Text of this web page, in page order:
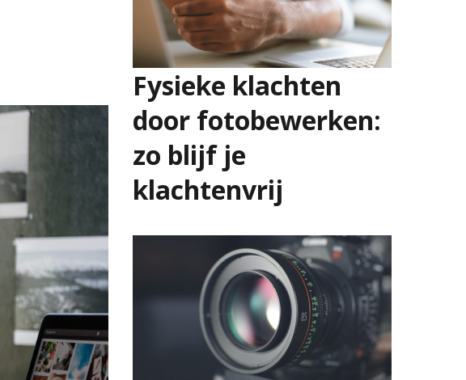
Fysieke klachten
door fotobewerken:
zo blijf je
klachtenvrij